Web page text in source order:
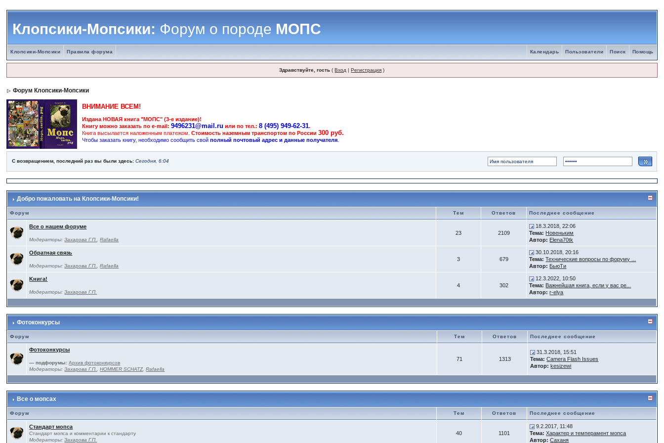
Клопсики-Мопсики:Форум о породеМОПС
Клопсики-Мопсики Правила форума Помощь
Поиск
Пользователи
Календарь
Здравствуйте, гость (Вход |Регистрация )
Форум Клопсики-Мопсики
ВНИМАНИЕ ВСЕМ!
Издана НОВАЯ книга "МОПС" (3-е издание)!
Книгу можно заказать по e-mail:9496231@mail.ru или по тел.:8 (495) 949-62-31.
Книга высылается наложенным платежом.Стоимость наземным транспортом по России300 руб.
Чтобы заказать книгу, необходимо сообщить свойполный почтовый адрес и данные получателя
С возвращением, последний раз вы были здесь:Сегодня, 6:04
Добро пожаловать на Клопсики-Мопсики!
Форум Тем Ответов Последнее сообщение
Все о нашем форуме
Модераторы:Захарова Г.П. ,Rafaella
23 2109
18.3.2018, 22:06
Тема: Новеньким
Автор: Elena70tk
Обратная связь
Модераторы:Захарова Г.П. ,Rafaella
3 679
30.10.2018, 20:16
Тема: Технические вопросы по форуму ...
Автор: БьюTи
Kнига!
Модераторы:Захарова Г.П.
4 302
12.3.2022, 10:50
Тема: Важнейшая книга, если у вас ре...
Автор: r-elya
Фотоконкурсы
Форум Тем Ответов Последнее сообщение
Фотоконкурсы
— подфорумы: Архив фотоконкурсов
Модераторы:Захарова Г.П. ,HOMMER SCHATZ,Rafaella
71 1313
31.3.2018, 15:51
Тема: Camera Flash Issues
Автор: kesizewi
Все о мопсах
Форум Тем Ответов Последнее сообщение
Стандарт мопса
Стандарт мопса и комментарии к стандарту
Модераторы:Захарова Г.П.
40 1101
9.2.2017, 11:48
Тема: Характер и темперамент мопса
Автор: Саханя